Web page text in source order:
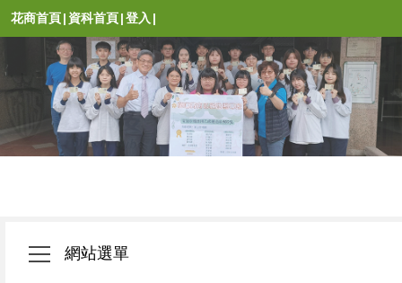
花商首頁| 資科首頁|登入 |
網站選單